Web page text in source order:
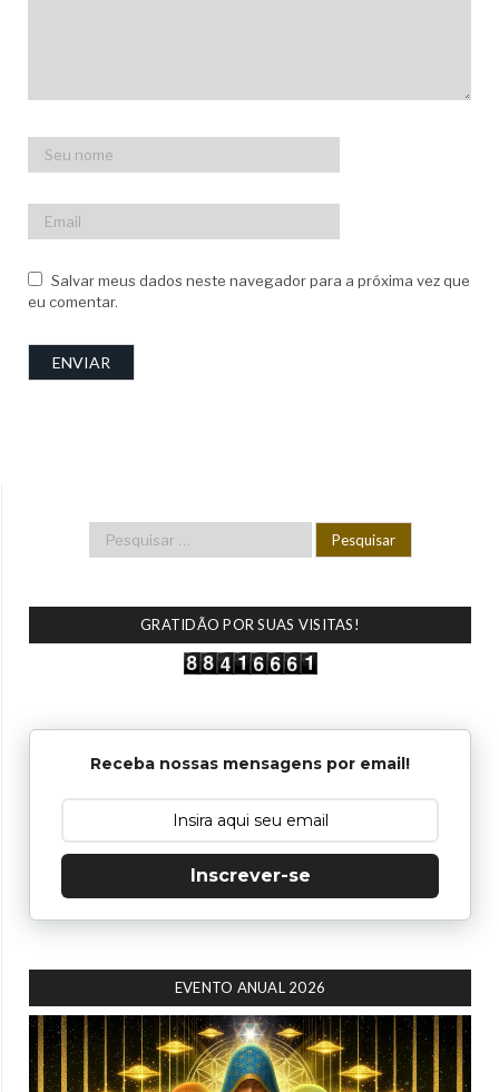
Salvar meus dados neste navegador para a próxima vez que
eu comentar.
GRATIDÃO POR SUAS VISITAS!
Receba nossas mensagens por email!
Inscrever-se
EVENTO ANUAL 2026